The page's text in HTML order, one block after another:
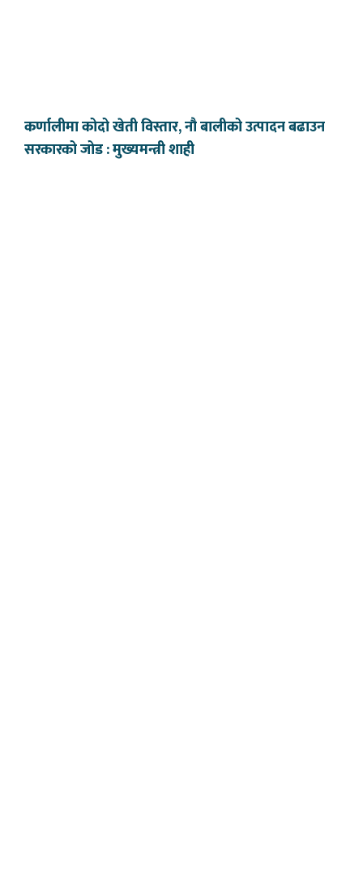
कर्णालीमा कोदो खेती विस्तार, नौ बालीको उत्पादन बढाउन
सरकारको जोड : मुख्यमन्त्री शाही